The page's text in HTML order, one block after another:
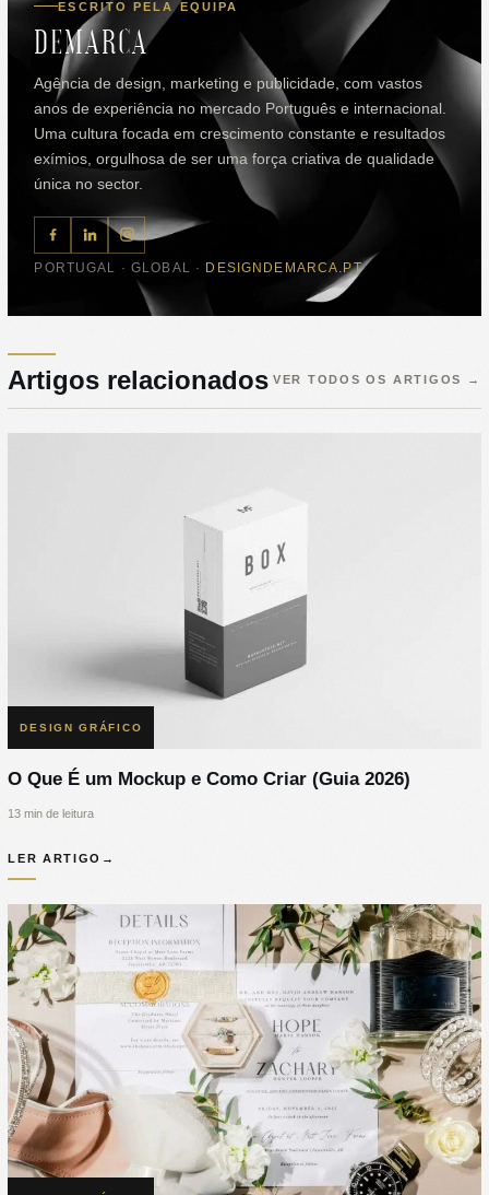
ESCRITO PELA EQUIPA
DEMARCA
Agência de design, marketing e publicidade, com vastos
anos de experiência no mercado Português e internacional.
Uma cultura focada em crescimento constante e resultados
exímios, orgulhosa de ser uma força criativa de qualidade
única no sector.
PORTUGAL · GLOBAL · DESIGNDEMARCA.PT
Artigos relacionados VER TODOS OS ARTIGOS →
DESIGN GRÁFICO
O Que É um Mockup e Como Criar (Guia 2026)
13 min de leitura
LER ARTIGO →